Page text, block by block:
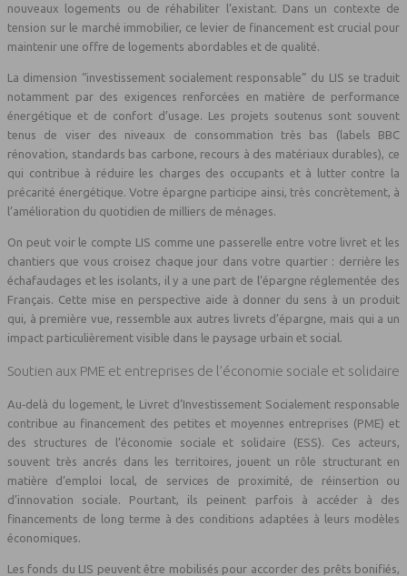
nouveaux logements ou de réhabiliter l’existant. Dans un contexte de
tension sur le marché immobilier, ce levier de financement est crucial pour
maintenir une offre de logements abordables et de qualité.
La dimension “investissement socialement responsable” du LIS se traduit
notamment par des exigences renforcées en matière de performance
énergétique et de confort d’usage. Les projets soutenus sont souvent
tenus de viser des niveaux de consommation très bas (labels BBC
rénovation, standards bas carbone, recours à des matériaux durables), ce
qui contribue à réduire les charges des occupants et à lutter contre la
précarité énergétique. Votre épargne participe ainsi, très concrètement, à
l’amélioration du quotidien de milliers de ménages.
On peut voir le compte LIS comme une passerelle entre votre livret et les
chantiers que vous croisez chaque jour dans votre quartier : derrière les
échafaudages et les isolants, il y a une part de l’épargne réglementée des
Français. Cette mise en perspective aide à donner du sens à un produit
qui, à première vue, ressemble aux autres livrets d’épargne, mais qui a un
impact particulièrement visible dans le paysage urbain et social.
Soutien aux PME et entreprises de l’économie sociale et solidaire
Au‑delà du logement, le Livret d’Investissement Socialement responsable
contribue au financement des petites et moyennes entreprises (PME) et
des structures de l’économie sociale et solidaire (ESS). Ces acteurs,
souvent très ancrés dans les territoires, jouent un rôle structurant en
matière d’emploi local, de services de proximité, de réinsertion ou
d’innovation sociale. Pourtant, ils peinent parfois à accéder à des
financements de long terme à des conditions adaptées à leurs modèles
économiques.
Les fonds du LIS peuvent être mobilisés pour accorder des prêts bonifiés,